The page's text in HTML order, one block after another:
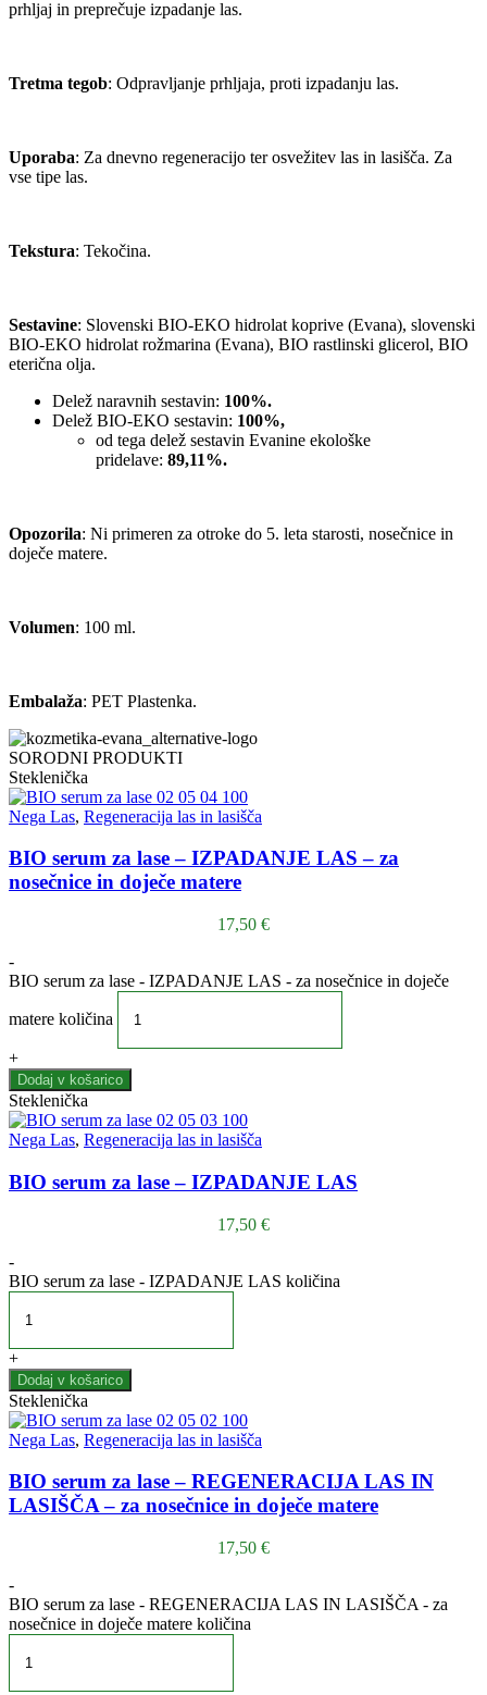
prhljaj in preprečuje izpadanje las.
Tretma tegob: Odpravljanje prhljaja, proti izpadanju las.
Uporaba: Za dnevno regeneracijo ter osvežitev las in lasišča. Za
vse tipe las.
Tekstura: Tekočina.
Sestavine: Slovenski BIO-EKO hidrolat koprive (Evana), slovenski
BIO-EKO hidrolat rožmarina (Evana), BIO rastlinski glicerol, BIO
eterična olja.
Delež naravnih sestavin: 100%.
Delež BIO-EKO sestavin: 100%,
od tega delež sestavin Evanine ekološke
pridelave: 89,11%.
Opozorila: Ni primeren za otroke do 5. leta starosti, nosečnice in
doječe matere.
Volumen: 100 ml.
Embalaža: PET Plastenka.
SORODNI PRODUKTI
Steklenička
Nega Las, Regeneracija las in lasišča
BIO serum za lase – IZPADANJE LAS – za
nosečnice in doječe matere
17,50 €
-
BIO serum za lase - IZPADANJE LAS - za nosečnice in doječe
matere količina
+
Dodaj v košarico
Steklenička
Nega Las, Regeneracija las in lasišča
BIO serum za lase – IZPADANJE LAS
17,50 €
-
BIO serum za lase - IZPADANJE LAS količina
+
Dodaj v košarico
Steklenička
Nega Las, Regeneracija las in lasišča
BIO serum za lase – REGENERACIJA LAS IN
LASIŠČA – za nosečnice in doječe matere
17,50 €
-
BIO serum za lase - REGENERACIJA LAS IN LASIŠČA - za
nosečnice in doječe matere količina